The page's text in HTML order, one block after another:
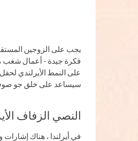
يجب على الزوجين
فكرة جيدة - أعمال شغب
على النمط الأيرلندي
سيساعد على خلق جو صوفي.
النصي الزفاف
في أيرلندا ، هناك